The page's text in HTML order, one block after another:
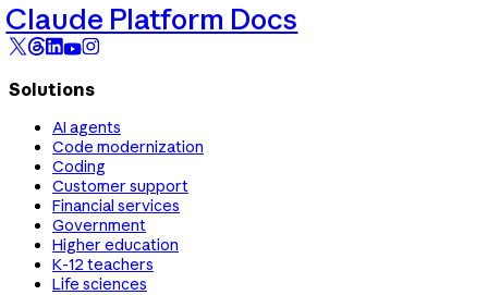
Claude Platform Docs
Solutions
AI agents
Code modernization
Coding
Customer support
Financial services
Government
Higher education
K-12 teachers
Life sciences